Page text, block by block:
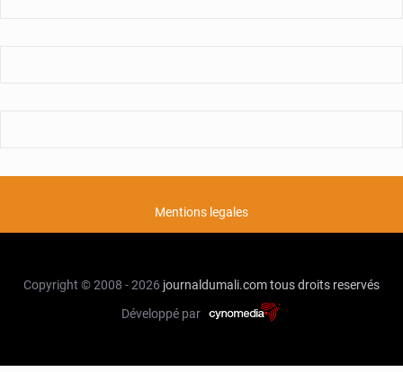
Mentions legales
Copyright © 2008 - 2026 journaldumali.comtous droits reservés
Développé par